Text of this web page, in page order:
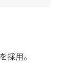
採用。